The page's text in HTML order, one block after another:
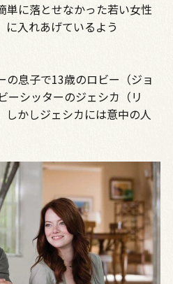
に落とせなかった若い女性
に入れあげているよう
息子で13歳のロビー（ジョ
ーシッターのジェシカ（リ
しかしジェシカには意中の人